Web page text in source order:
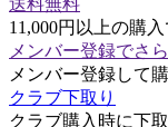
送料無料
11,000円以上の購
メンバー登録でさ
メンバー登録して
クラブ下取り
クラブ購入時に下